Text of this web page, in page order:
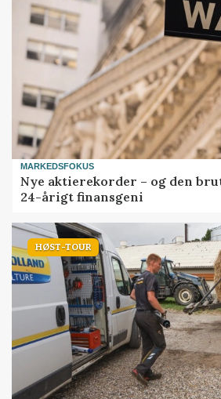
MARKEDSFOKUS
Nye aktierekorder – og den
24-årigt finansgeni
HØST-TOUR